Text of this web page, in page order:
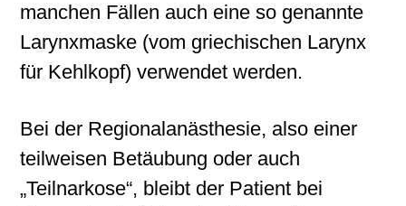
manchen Fällen auch eine so genannte
Larynxmaske (vom griechischen Larynx
für Kehlkopf) verwendet werden.
Bei der Regionalanästhesie, also einer
teilweisen Betäubung oder auch
„Teilnarkose“, bleibt der Patient bei